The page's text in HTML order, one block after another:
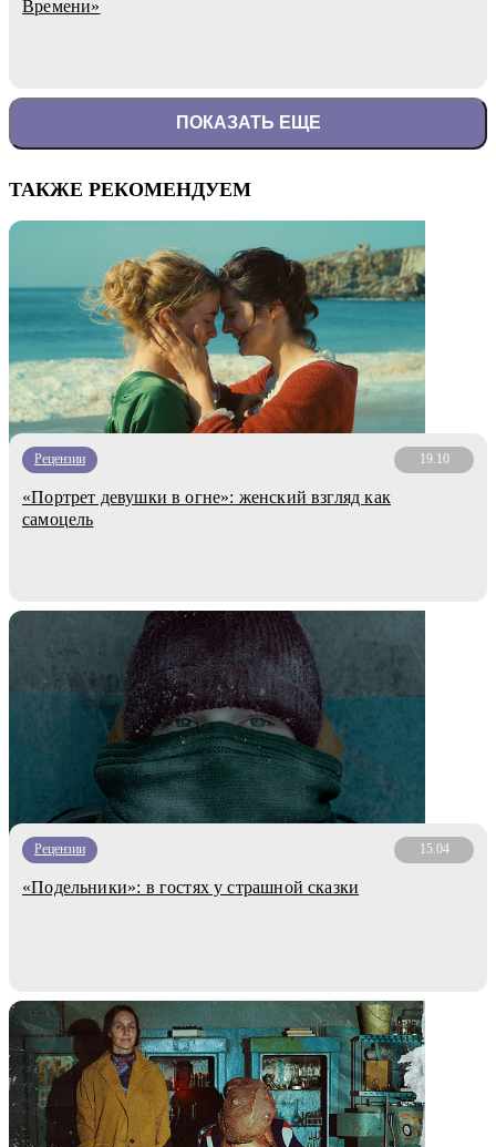
Времени»
ПОКАЗАТЬ ЕЩЕ
ТАКЖЕ РЕКОМЕНДУЕМ
Рецензии 19.10
«Портрет девушки в огне»: женский взгляд как
самоцель
Рецензии 15.04
«Подельники»: в гостях у страшной сказки